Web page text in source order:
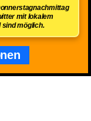
mit lokalem
sind möglich.